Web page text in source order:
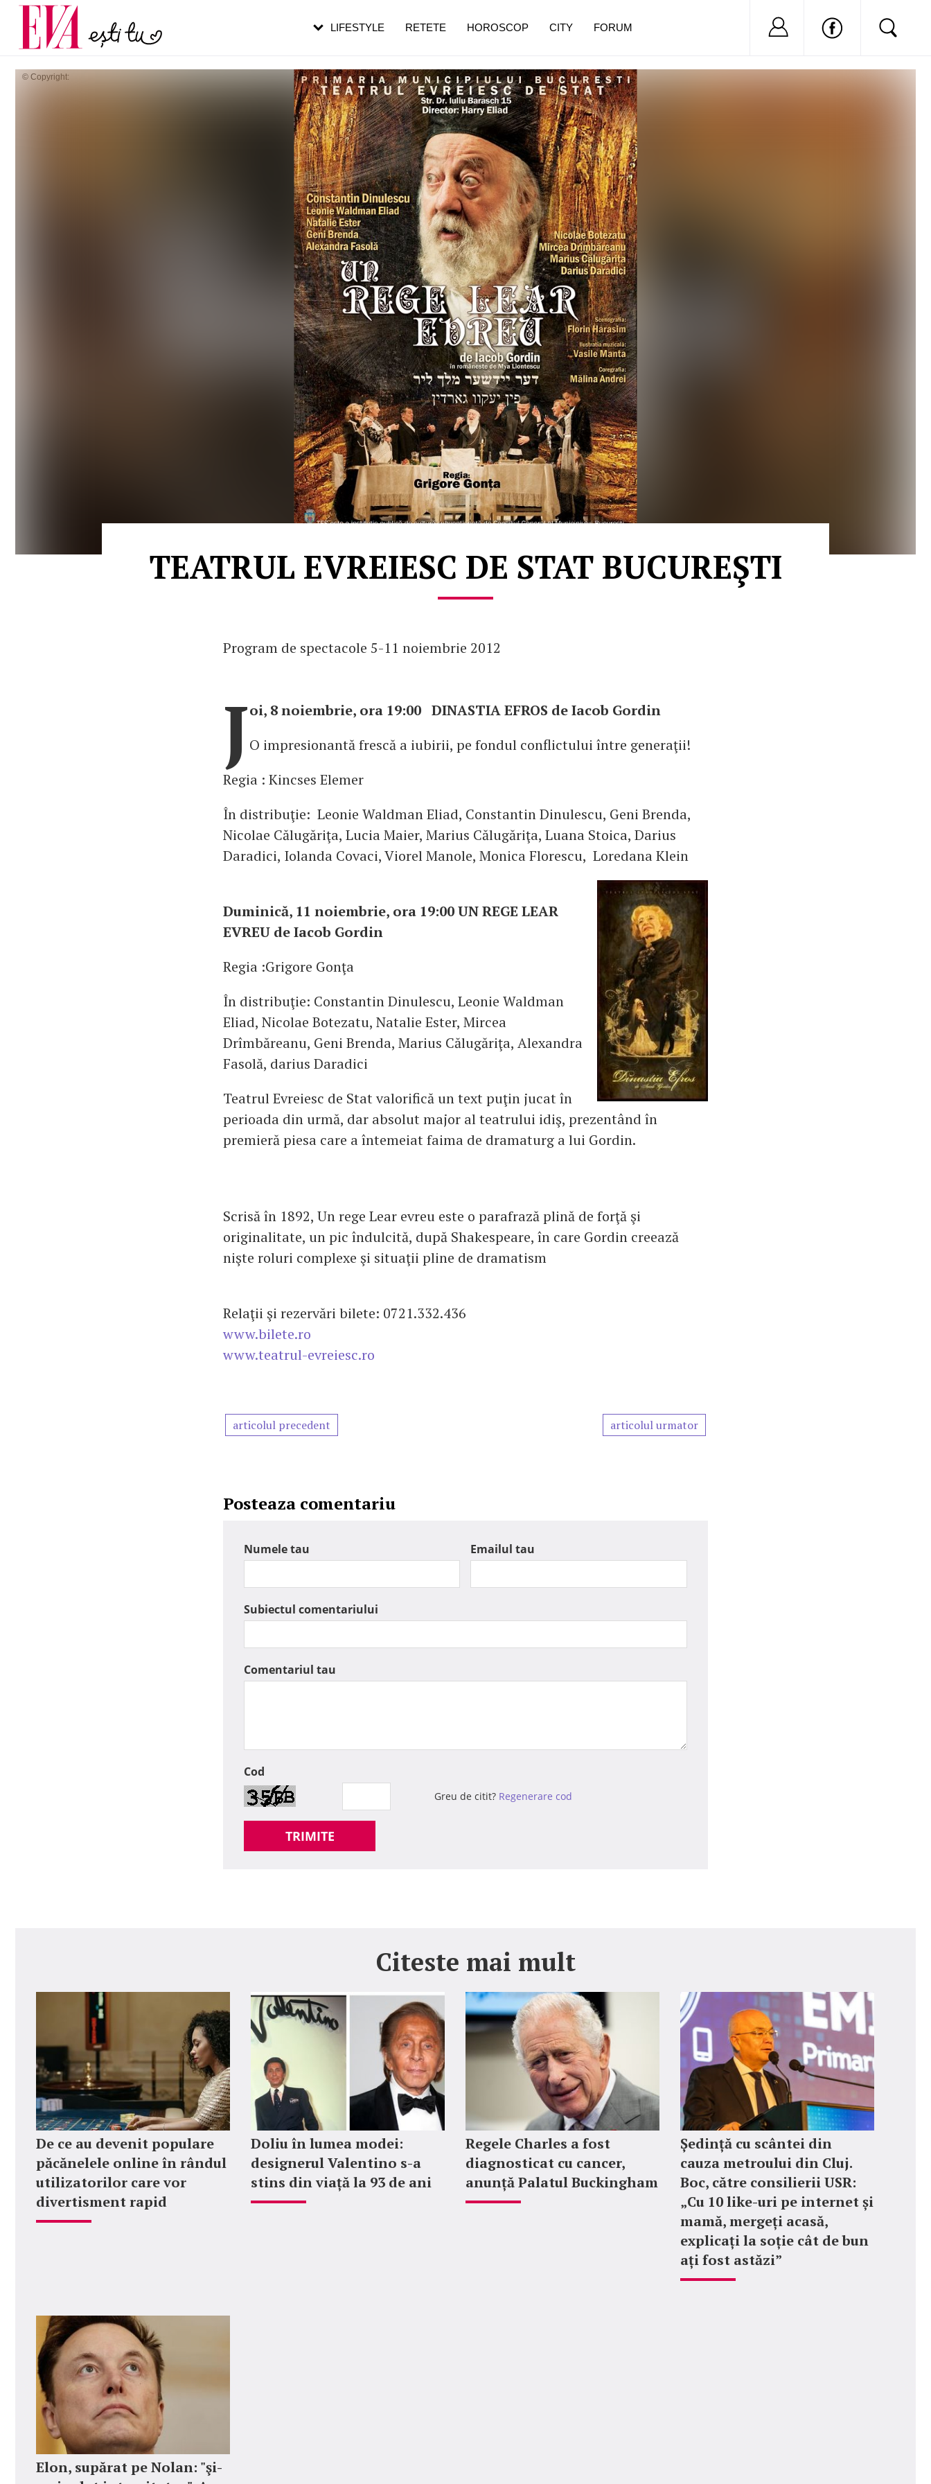
© Copyright:
TEATRUL EVREIESC DE STAT BUCUREŞTI
Program de spectacole 5-11 noiembrie 2012
Joi, 8 noiembrie, ora 19:00 DINASTIA EFROS de Iacob Gordin
O impresionantă frescă a iubirii, pe fondul conflictului între generaţii!
Regia : Kincses Elemer
În distribuţie: Leonie Waldman Eliad, Constantin Dinulescu, Geni Brenda,
Nicolae Călugăriţa, Lucia Maier, Marius Călugăriţa, Luana Stoica, Darius
Daradici, Iolanda Covaci, Viorel Manole, Monica Florescu, Loredana Klein
Duminică, 11 noiembrie, ora 19:00 UN REGE LEAR
EVREU de Iacob Gordin
Regia :Grigore Gonţa
În distribuţie: Constantin Dinulescu, Leonie Waldman
Eliad, Nicolae Botezatu, Natalie Ester, Mircea
Drîmbăreanu, Geni Brenda, Marius Călugăriţa, Alexandra
Fasolă, darius Daradici
Teatrul Evreiesc de Stat valorifică un text puţin jucat în
perioada din urmă, dar absolut major al teatrului idiş, prezentând în
premieră piesa care a întemeiat faima de dramaturg a lui Gordin.
Scrisă în 1892, Un rege Lear evreu este o parafrază plină de forţă şi
originalitate, un pic îndulcită, după Shakespeare, în care Gordin creează
nişte roluri complexe şi situaţii pline de dramatism
Relaţii şi rezervări bilete: 0721.332.436
www.bilete.ro
www.teatrul-evreiesc.ro
articolul precedent articolul urmator
Posteaza comentariu
Numele tau Emailul tau
Subiectul comentariului
Comentariul tau
Cod
Greu de citit? Regenerare cod
TRIMITE
Citeste mai mult
De ce au devenit populare
păcănelele online în rândul
utilizatorilor care vor
divertisment rapid
Doliu în lumea modei:
designerul Valentino s-a
stins din viață la 93 de ani
Regele Charles a fost
diagnosticat cu cancer,
anunță Palatul Buckingham
Ședință cu scântei din
cauza metroului din Cluj.
Boc, către consilierii USR:
„Cu 10 like-uri pe internet și
mamă, mergeți acasă,
explicați la soție cât de bun
ați fost astăzi”
Elon, supărat pe Nolan: "şi-
LIFESTYLE RETETE HOROSCOP CITY FORUM Nu ai cont?
Carieră
Actualitate
pe măsură ce înaintezi în vârstă